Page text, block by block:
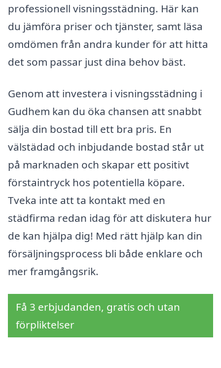
professionell visningsstädning. Här kan
du jämföra priser och tjänster, samt läsa
omdömen från andra kunder för att hitta
det som passar just dina behov bäst.
Genom att investera i visningsstädning i
Gudhem kan du öka chansen att snabbt
sälja din bostad till ett bra pris. En
välstädad och inbjudande bostad står ut
på marknaden och skapar ett positivt
förstaintryck hos potentiella köpare.
Tveka inte att ta kontakt med en
städfirma redan idag för att diskutera hur
de kan hjälpa dig! Med rätt hjälp kan din
försäljningsprocess bli både enklare och
mer framgångsrik.
Få 3 erbjudanden, gratis och utan
förpliktelser